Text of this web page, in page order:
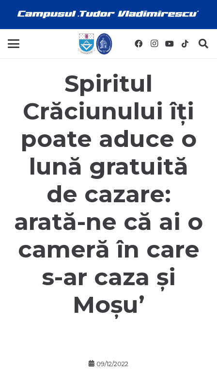
Spiritul
Crăciunului îți
poate aduce o
lună gratuită
de cazare:
arată-ne că ai o
cameră în care
s-ar caza și
Moșu’
09/12/2022